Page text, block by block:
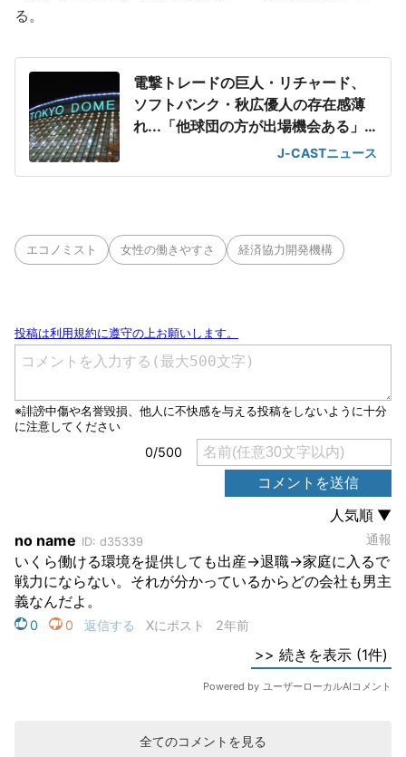
る。
電撃トレードの巨人・リチャード、
ソフトバンク・秋広優人の存在感薄
れ...「他球団の方が出場機会ある」
J-CASTニュース
エコノミスト 女性の働きやすさ 経済協力開発機構
全てのコメントを見る